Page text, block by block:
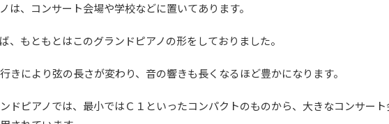
は、コンサート会場や学校などに置いてあります。
、もともとはこのグランドピアノの形をしておりました。
きにより弦の長さが変わり、音の響きも長くなるほど豊かになります。
ドピアノでは、最小ではＣ１といったコンパクトのものから、大きなコンサー